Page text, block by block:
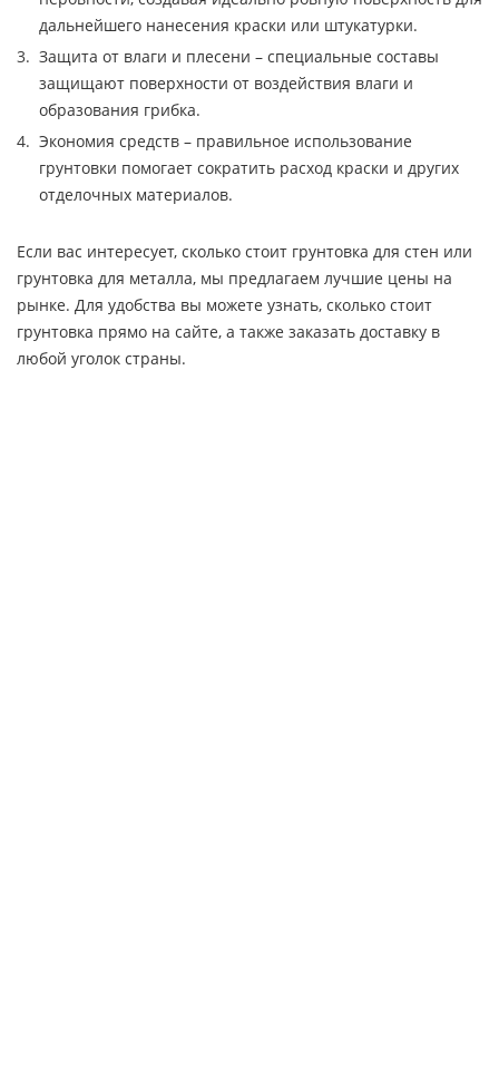
дальнейшего нанесения краски или штукатурки.
Защита от влаги и плесени – специальные составы
защищают поверхности от воздействия влаги и
образования грибка.
Экономия средств – правильное использование
грунтовки помогает сократить расход краски и других
отделочных материалов.
Если вас интересует, сколько стоит грунтовка для стен или
грунтовка для металла, мы предлагаем лучшие цены на
рынке. Для удобства вы можете узнать, сколько стоит
грунтовка прямо на сайте, а также заказать доставку в
любой уголок страны.